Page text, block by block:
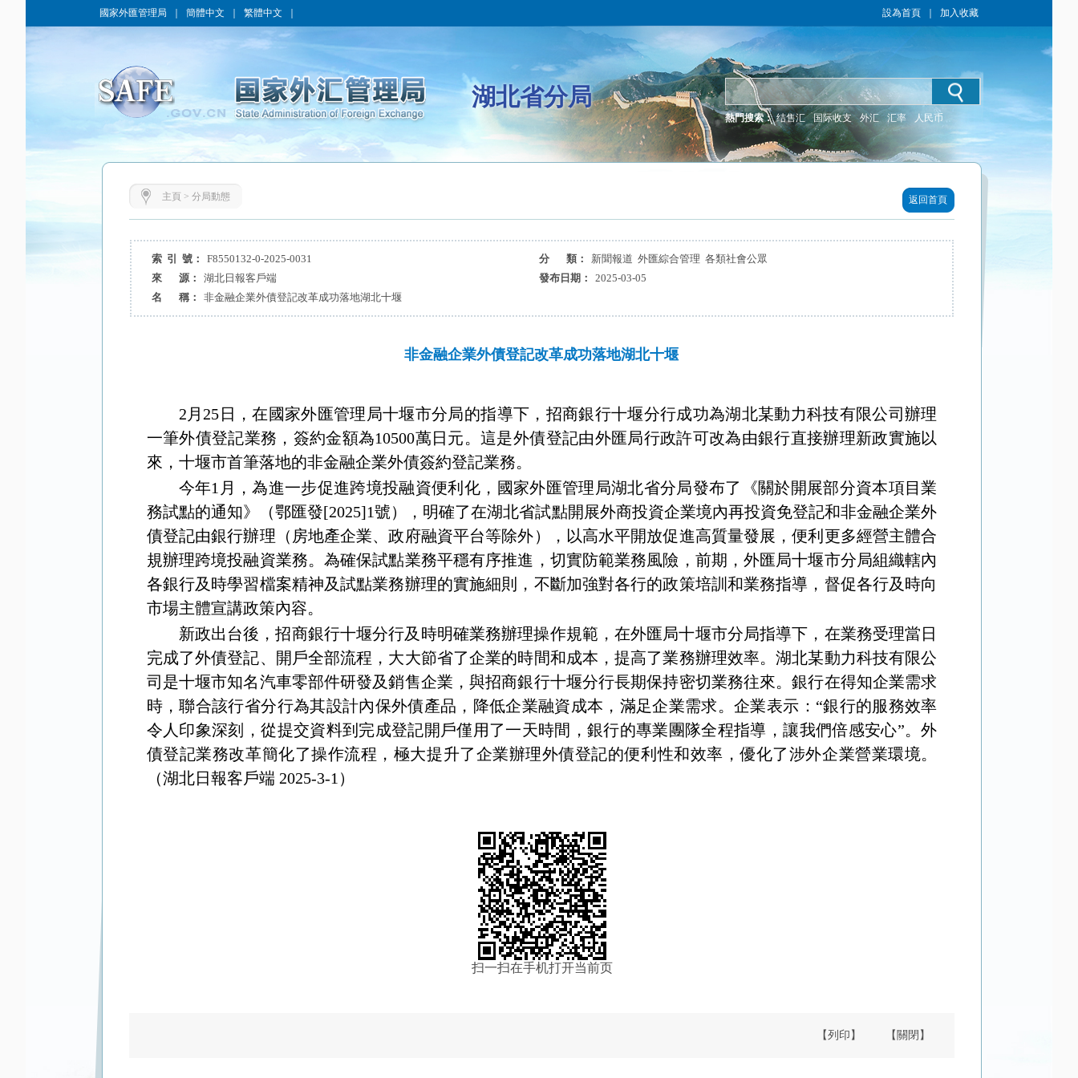
國家外匯管理局 簡體中文 繁體中文 設為首頁 加入收藏
湖北省分局
熱門搜索： 结售汇 国际收支 外汇 汇率 人民币
主頁 > 分局動態 返回首頁
索 引 號： F8550132-0-2025-0031 分 類：
新聞報道 外匯綜合管理 各類社會公眾
來 源：
湖北日報客戶端 發布日期：
2025-03-05
名 稱：
非金融企業外債登記改革成功落地湖北十堰
非金融企業外債登記改革成功落地湖北十堰
2 月 25 日，在國家外匯管理局十堰市分局的指導下，招商銀行十堰分行成功為湖北某動力科技有限公司辦理
一筆外債登記業務，簽約金額為10500萬日元。這是外債登記由外匯局行政許可改為由銀行直接辦理新政實施以
來，十堰市首筆落地的非金融企業外債簽約登記業務。
今年1 月，為進一步促進跨境投融資便利化，國家外匯管理局湖北省分局發布了《關於開展部分資本項目業
務試點的通知》（鄂匯發[2025]1號），明確了在湖北省試點開展外商投資企業境內再投資免登記和非金融企業外
債登記由銀行辦理（房地產企業、政府融資平台等除外），以高水平開放促進高質量發展，便利更多經營主體合
規辦理跨境投融資業務。為確保試點業務平穩有序推進，切實防範業務風險，前期，外匯局十堰市分局組織轄內
各銀行及時學習檔案精神及試點業務辦理的實施細則，不斷加強對各行的政策培訓和業務指導，督促各行及時向
市場主體宣講政策內容。
新政出台後，招商銀行十堰分行及時明確業務辦理操作規範，在外匯局十堰市分局指導下，在業務受理當日
完成了外債登記、開戶全部流程，大大節省了企業的時間和成本，提高了業務辦理效率。湖北某動力科技有限公
司是十堰市知名汽車零部件研發及銷售企業，與招商銀行十堰分行長期保持密切業務往來。銀行在得知企業需求
時，聯合該行省分行為其設計內保外債產品，降低企業融資成本，滿足企業需求。企業表示：“銀行的服務效率
令人印象深刻，從提交資料到完成登記開戶僅用了一天時間，銀行的專業團隊全程指導，讓我們倍感安心”。外
債登記業務改革簡化了操作流程，極大提升了企業辦理外債登記的便利性和效率，優化了涉外企業營業環境。
（湖北日報客戶端 2025-3-1 ）
扫一扫在手机打开当前页
【列印】 【關閉】